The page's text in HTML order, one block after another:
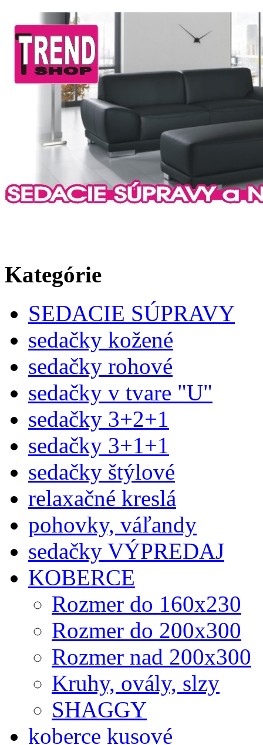
Kategórie
SEDACIE SÚPRAVY
sedačky kožené
sedačky rohové
sedačky v tvare "U"
sedačky 3+2+1
sedačky 3+1+1
sedačky štýlové
relaxačné kreslá
pohovky, váľandy
sedačky VÝPREDAJ
KOBERCE
Rozmer do 160x230
Rozmer do 200x300
Rozmer nad 200x300
Kruhy, ovály, slzy
SHAGGY
koberce kusové